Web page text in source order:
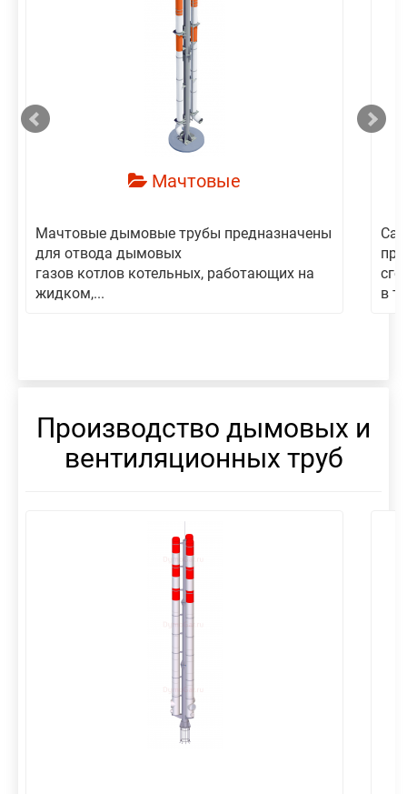
Мачтовые
Мачтовые дымовые трубы предназначены
для отвода дымовых
газов котлов котельных, работающих на
жидком,...
в
Производство дымовых и
вентиляционных труб